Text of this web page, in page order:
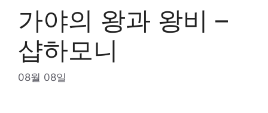
가야의 왕과 왕비 –
샵하모니
08월 08일